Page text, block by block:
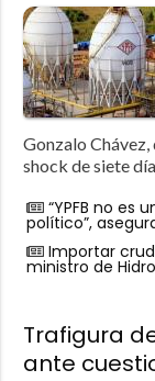
Gonzalo Chávez,
shock de siete
“YPFB no es
político”,
Importar
ministro de
Trafigura
ante